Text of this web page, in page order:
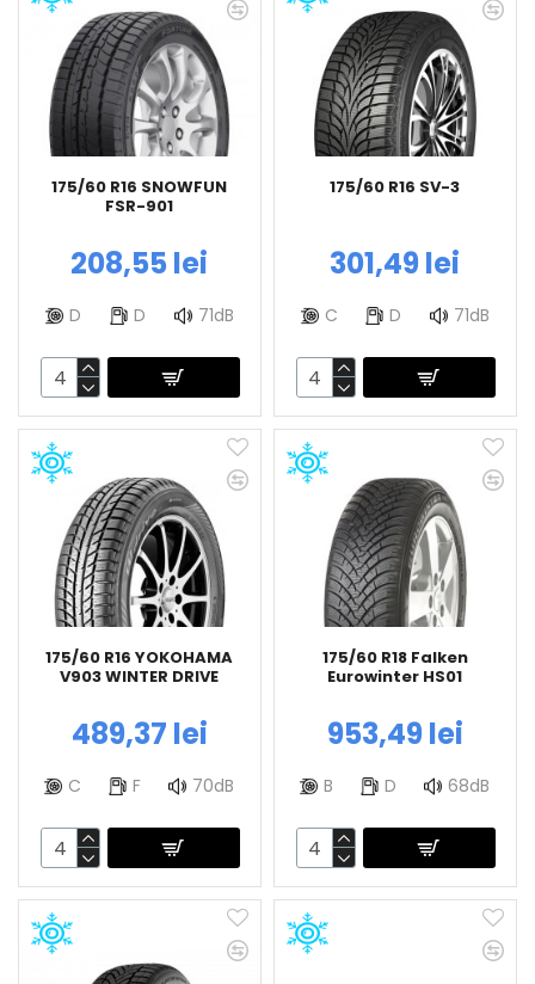
175/60 R16 SNOWFUN
FSR-901
208,55 lei
D D 71dB
175/60 R16 SV-3
301,49 lei
C D 71dB
175/60 R16 YOKOHAMA
V903 WINTER DRIVE
489,37 lei
C F 70dB
175/60 R18 Falken
Eurowinter HS01
953,49 lei
B D 68dB